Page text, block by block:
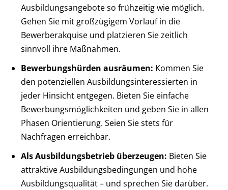
Ausbildungsangebote so frühzeitig wie möglich.
Gehen Sie mit großzügigem Vorlauf in die
Bewerberakquise und platzieren Sie zeitlich
sinnvoll ihre Maßnahmen.
Bewerbungshürden ausräumen: Kommen Sie
den potenziellen Ausbildungsinteressierten in
jeder Hinsicht entgegen. Bieten Sie einfache
Bewerbungsmöglichkeiten und geben Sie in allen
Phasen Orientierung. Seien Sie stets für
Nachfragen erreichbar.
Als Ausbildungsbetrieb überzeugen: Bieten Sie
attraktive Ausbildungsbedingungen und hohe
Ausbildungsqualität – und sprechen Sie darüber.